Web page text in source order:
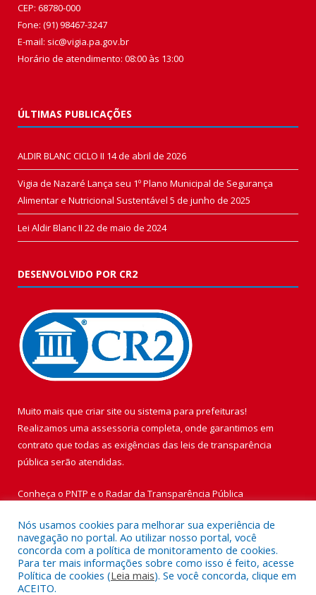
CEP: 68780-000
Fone: (91) 98467-3247
E-mail: sic@vigia.pa.gov.br
Horário de atendimento: 08:00 às 13:00
ÚLTIMAS PUBLICAÇÕES
ALDIR BLANC CICLO II 14 de abril de 2026
Vigia de Nazaré Lança seu 1º Plano Municipal de Segurança
Alimentar e Nutricional Sustentável 5 de junho de 2025
Lei Aldir Blanc II 22 de maio de 2024
DESENVOLVIDO POR CR2
Muito mais que criar site ou sistema para prefeituras!
Realizamos uma assessoria completa, onde garantimos em
contrato que todas as exigências das leis de transparência
pública serão atendidas.
Conheça o PNTP e o Radar da Transparência Pública
Todos os direitos reservados a Prefeitura Municipal de Vigia de
Nazaré.
Nós usamos cookies para melhorar sua experiência de
navegação no portal. Ao utilizar nosso portal, você
concorda com a política de monitoramento de cookies.
Para ter mais informações sobre como isso é feito, acesse
Política de cookies (Leia mais). Se você concorda, clique em
ACEITO.